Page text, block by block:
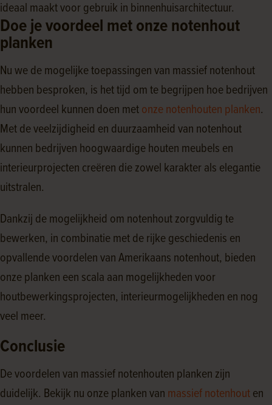
ideaal maakt voor gebruik in binnenhuisarchitectuur.
Doe je voordeel met onze notenhout
planken
Nu we de mogelijke toepassingen van massief notenhout
hebben besproken, is het tijd om te begrijpen hoe bedrijven
hun voordeel kunnen doen metonze notenhouten planken.
Met de veelzijdigheid en duurzaamheid van notenhout
kunnen bedrijven hoogwaardige houten meubels en
interieurprojecten creëren die zowel karakter als elegantie
uitstralen.
Dankzij de mogelijkheid om notenhout zorgvuldig te
bewerken, in combinatie met de rijke geschiedenis en
opvallende voordelen van Amerikaans notenhout, bieden
onze planken een scala aan mogelijkheden voor
houtbewerkingsprojecten, interieurmogelijkheden en nog
veel meer.
Conclusie
De voordelen van massief notenhouten planken zijn
duidelijk. Bekijk nu onze planken van massief notenhouten